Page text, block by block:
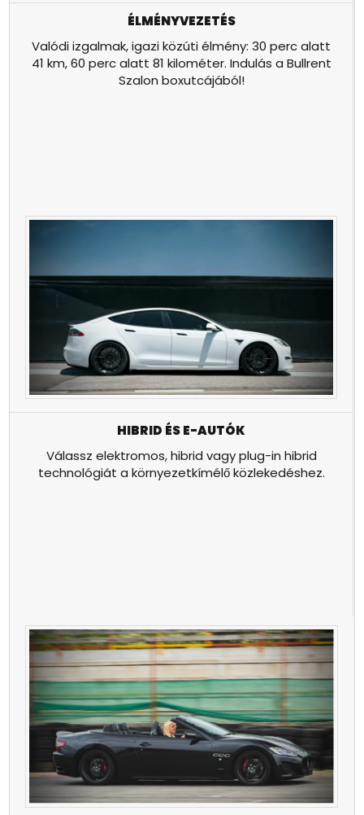
ÉLMÉNYVEZETÉS
Valódi izgalmak, igazi közúti élmény: 30 perc alatt
41 km, 60 perc alatt 81 kilométer. Indulás a Bullrent
Szalon boxutcájából!
HIBRID ÉS E-AUTÓK
Válassz elektromos, hibrid vagy plug-in hibrid
technológiát a környezetkímélő közlekedéshez.